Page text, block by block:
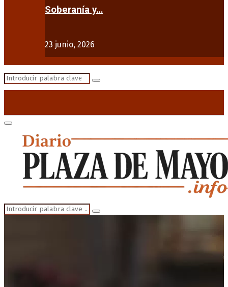
Soberanía y…
23 junio, 2026
Search
Search
Primary
Menu
Search
for:
Search